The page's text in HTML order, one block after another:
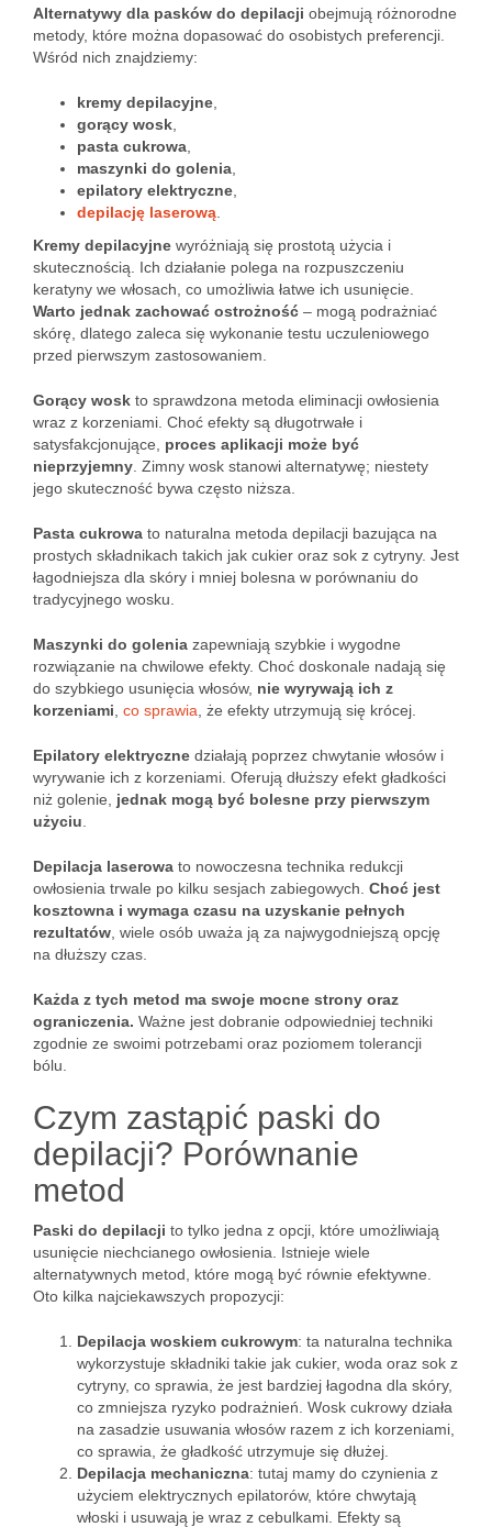
Alternatywy dla pasków do depilacji obejmują różnorodne
metody, które można dopasować do osobistych preferencji.
Wśród nich znajdziemy:
kremy depilacyjne
gorący wosk
pasta cukrowa
maszynki do golenia
epilatory elektryczne
depilację laserową
Kremy depilacyjne wyróżniają się prostotą użycia i
skutecznością. Ich działanie polega na rozpuszczeniu
keratyny we włosach, co umożliwia łatwe ich usunięcie.
Warto jednak zachować ostrożność – mogą podrażniać
skórę, dlatego zaleca się wykonanie testu uczuleniowego
przed pierwszym zastosowaniem.
Gorący wosk to sprawdzona metoda eliminacji owłosienia
wraz z korzeniami. Choć efekty są długotrwałe i
satysfakcjonujące, proces aplikacji może być
nieprzyjemny . Zimny wosk stanowi alternatywę; niestety
jego skuteczność bywa często niższa.
Pasta cukrowa to naturalna metoda depilacji bazująca na
prostych składnikach takich jak cukier oraz sok z cytryny. Jest
łagodniejsza dla skóry i mniej bolesna w porównaniu do
tradycyjnego wosku.
Maszynki do golenia zapewniają szybkie i wygodne
rozwiązanie na chwilowe efekty. Choć doskonale nadają się
do szybkiego usunięcia włosów, nie wyrywają ich z
korzeniami co sprawia , że efekty utrzymują się krócej.
Epilatory elektryczne działają poprzez chwytanie włosów i
wyrywanie ich z korzeniami. Oferują dłuższy efekt gładkości
niż golenie, jednak mogą być bolesne przy pierwszym
użyciu
Depilacja laserowa to nowoczesna technika redukcji
owłosienia trwale po kilku sesjach zabiegowych. Choć jest
kosztowna i wymaga czasu na uzyskanie pełnych
rezultatów , wiele osób uważa ją za najwygodniejszą opcję
na dłuższy czas.
Każda z tych metod ma swoje mocne strony oraz
ograniczenia. Ważne jest dobranie odpowiedniej techniki
zgodnie ze swoimi potrzebami oraz poziomem tolerancji
bólu.
Czym zastąpić paski do
depilacji? Porównanie
metod
Paski do depilacji to tylko jedna z opcji, które umożliwiają
usunięcie niechcianego owłosienia. Istnieje wiele
alternatywnych metod, które mogą być równie efektywne.
Oto kilka najciekawszych propozycji:
Depilacja woskiem cukrowym: ta naturalna technika
wykorzystuje składniki takie jak cukier, woda oraz sok z
cytryny, co sprawia, że jest bardziej łagodna dla skóry,
co zmniejsza ryzyko podrażnień. Wosk cukrowy działa
na zasadzie usuwania włosów razem z ich korzeniami,
co sprawia, że gładkość utrzymuje się dłużej.
Depilacja mechaniczna: tutaj mamy do czynienia z
użyciem elektrycznych epilatorów, które chwytają
włoski i usuwają je wraz z cebulkami. Efekty są